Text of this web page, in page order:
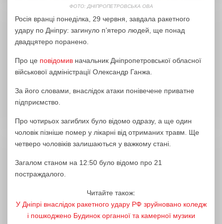
ФОТО: ДНІПРОПЕТРОВСЬКА ОВА
Росія вранці понеділка, 29 червня, завдала ракетного
удару по Дніпру: загинуло п’ятеро людей, ще понад
двадцятеро поранено.
Про це повідомив начальник Дніпропетровської обласної
військової адміністрації Олександр Ганжа.
За його словами, внаслідок атаки понівечене приватне
підприємство.
Про чотирьох загиблих було відомо одразу, а ще один
чоловік пізніше помер у лікарні від отриманих травм. Ще
четверо чоловіків залишаються у важкому стані.
Загалом станом на 12:50 було відомо про 21
постраждалого.
Читайте також:
У Дніпрі внаслідок ракетного удару РФ зруйновано коледж
і пошкоджено Будинок органної та камерної музики